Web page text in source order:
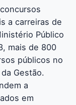
a carreiras de
Público
mais de 800
públicos no
Gestão.
a
em